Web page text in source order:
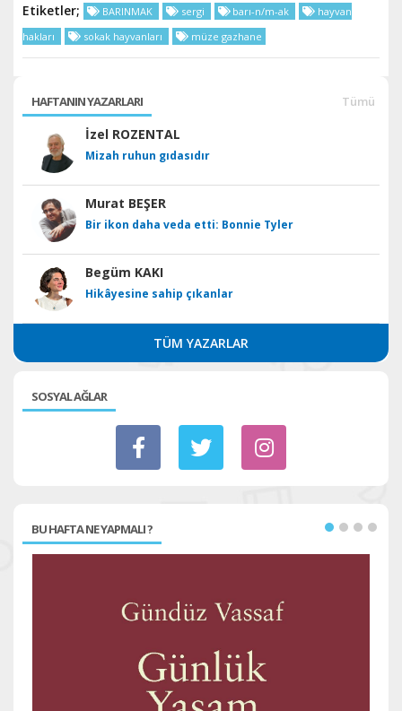
Etiketler; BARINMAK sergi barı-n/m-ak
hayvan
hakları
sokak hayvanları müze gazhane
HAFTANIN YAZARLARI Tümü
İzel ROZENTAL
Mizah ruhun gıdasıdır
Murat BEŞER
Bir ikon daha veda etti: Bonnie Tyler
Begüm KAKI
Hikâyesine sahip çıkanlar
TÜM YAZARLAR
SOSYAL AĞLAR
BU HAFTA NE YAPMALI ?